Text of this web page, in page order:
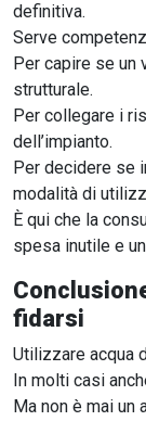
definitiva.
Serve
Per capire se un
strutturale.
Per collegare i
dell’impianto.
Per decidere se
modalità di
È qui che la
spesa inutile e
fidarsi
Utilizzare acqua
In molti casi
Ma non è mai un